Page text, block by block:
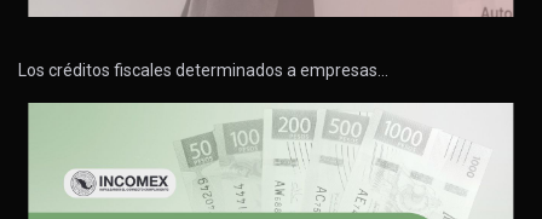
Los créditos fiscales determinados a empresas…